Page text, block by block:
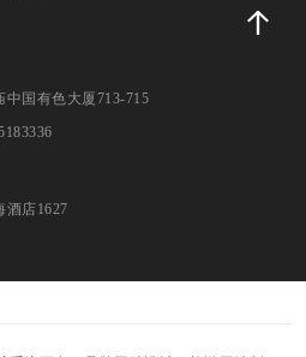
国有色大厦713-715
酒店1627